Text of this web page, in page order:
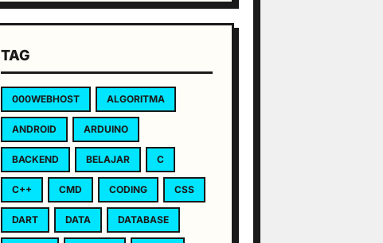
TAG
000WEBHOST ALGORITMA
ANDROID ARDUINO
BACKEND BELAJAR C
C++ CMD CODING CSS
DART DATA DATABASE